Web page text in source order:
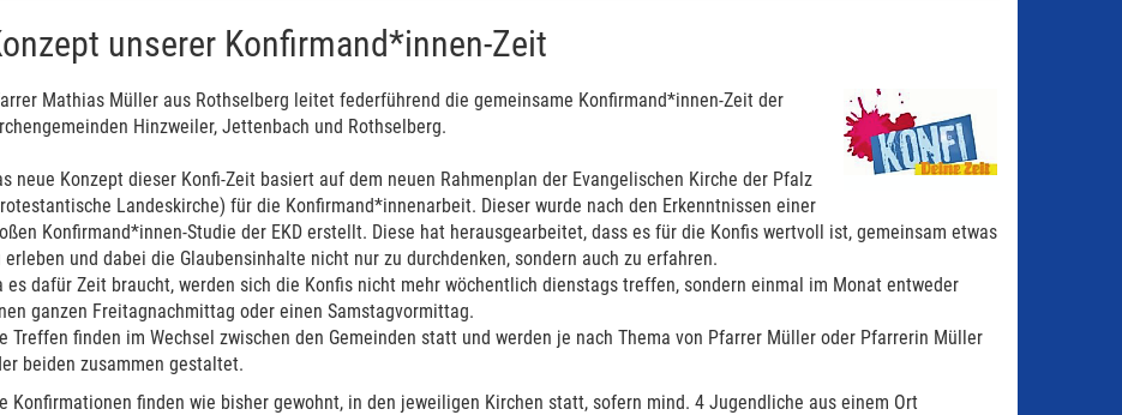
unserer Konfirmand*innen-Zeit
Mathias Müller aus Rothselberg leitet federführend die gemeinsame Konfirmand*innen-Zeit der
Hinzweiler, Jettenbach und Rothselberg.
neue Konzept dieser Konfi-Zeit basiert auf dem neuen Rahmenplan der Evangelischen Kirche der Pfalz
Landeskirche) für die Konfirmand*innenarbeit. Dieser wurde nach den Erkenntnissen einer
Konfirmand*innen-Studie der EKD erstellt. Diese hat herausgearbeitet, dass es für die Konfis wertvoll ist, gemeinsam etwas
erleben und dabei die Glaubensinhalte nicht nur zu durchdenken, sondern auch zu erfahren.
es dafür Zeit braucht, werden sich die Konfis nicht mehr wöchentlich dienstags treffen, sondern einmal im Monat entweder
ganzen Freitagnachmittag oder einen Samstagvormittag.
Treffen finden im Wechsel zwischen den Gemeinden statt und werden je nach Thema von Pfarrer Müller oder Pfarrerin Müller
beiden zusammen gestaltet.
Konfirmationen finden wie bisher gewohnt, in den jeweiligen Kirchen statt, sofern mind. 4 Jugendliche aus einem Ort